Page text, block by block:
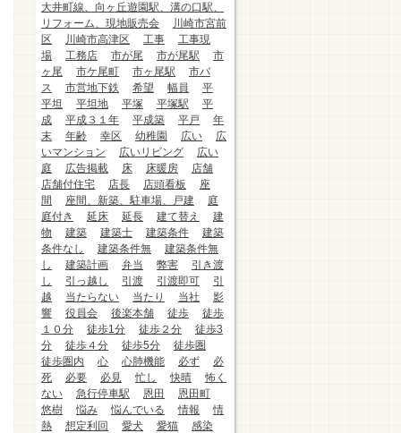
大井町線、向ヶ丘遊園駅、溝の口駅、
リフォーム、現地販売会
川崎市宮前
区
川崎市高津区 工事
工事現
場
工務店 市が尾 市が尾駅
市
ヶ尾
市ケ尾町 市ヶ尾駅
市バ
ス
市営地下鉄 希望 幅員
平
平坦
平坦地 平塚 平塚駅
平
成
平成３１年 平成築 平戸
年
末
年齢 幸区 幼稚園 広い
広
いマンション
広いリビング
広い
庭
広告掲載 床 床暖房
店舗
店舗付住宅
店長 店頭看板
座
間
座間、新築、駐車場、戸建
庭
庭付き
延床 延長 建て替え
建
物
建築 建築士 建築条件
建築
条件なし
建築条件無
建築条件無
し
建築計画 弁当 弊害
引き渡
し
引っ越し 引渡 引渡即可
引
越
当たらない 当たり 当社
影
響
役員会 後楽本舗 徒歩
徒歩
１０分
徒歩1分 徒歩２分
徒歩3
分
徒歩４分 徒歩5分
徒歩圏
徒歩圏内
心 心肺機能 必ず
必
死
必要 必見 忙し 快晴
怖く
ない
急行停車駅 恩田
恩田町
悠樹
悩み 悩んでいる 情報
情
熱
想定利回 愛犬 愛猫
感染